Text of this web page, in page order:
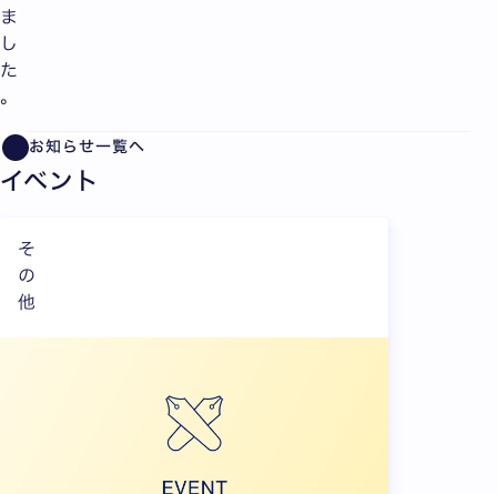
ま
し
た
。
お知らせ一覧へ
イベント
そ
の
他